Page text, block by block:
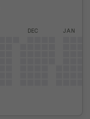
DEC JAN